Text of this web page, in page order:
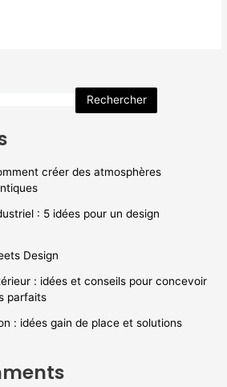
Rechercher
créer des atmosphères
: 5 idées pour un design
Design
: idées et conseils pour concevoir
parfaits
: idées gain de place et solutions